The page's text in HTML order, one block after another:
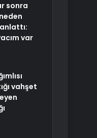
sonra
var
vahşet